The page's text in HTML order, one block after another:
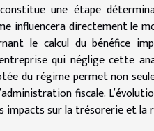
une étape
influencera directement le
le calcul du bénéfice
qui néglige cette
du régime permet non
fiscale.
impacts sur la trésorerie et la